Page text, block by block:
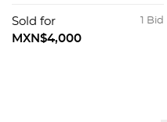
LOS PUEBLOS
INDÍGENAS DE
1 Bid
Sold for
MXN$4,000